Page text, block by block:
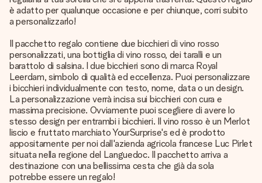
è adatto per qualunque occasione e per chiunque, corri subito
a personalizzarlo!
Il pacchetto regalo contiene due bicchieri di vino rosso
personalizzati, una bottiglia di vino rosso, dei taralli e un
barattolo di salsina. I due bicchieri sono di marca Royal
Leerdam, simbolo di qualità ed eccellenza. Puoi personalizzare
i bicchieri individualmente con testo, nome, data o un design.
La personalizzazione verrà incisa sui bicchieri con cura e
massima precisione. Ovviamente puoi scegliere di avere lo
stesso design per entrambi i bicchieri. Il vino rosso è un Merlot
liscio e fruttato marchiato YourSurprise's ed è prodotto
appositamente per noi dall'azienda agricola francese Luc Pirlet
situata nella regione del Languedoc. Il pacchetto arriva a
destinazione con una bellissima cesta che già da sola
potrebbe essere un regalo!